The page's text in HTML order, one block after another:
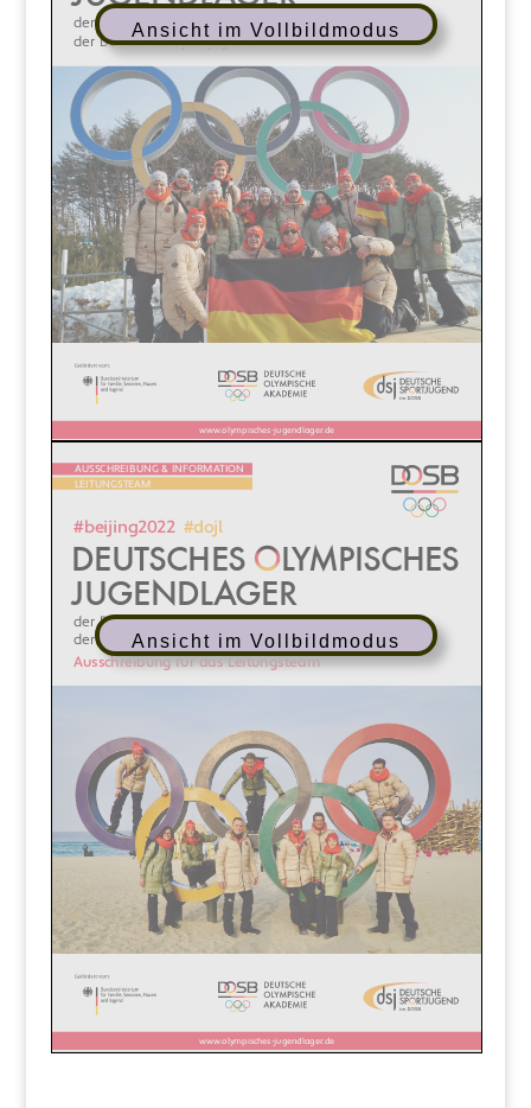
Ansicht im Vollbildmodus
Ansicht im Vollbildmodus